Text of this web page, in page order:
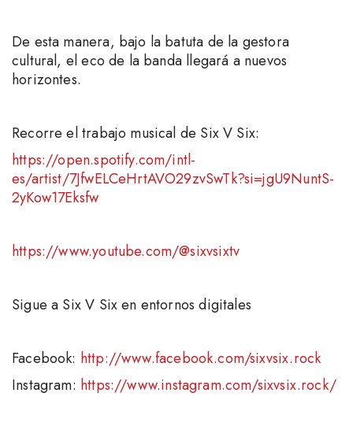
De esta manera, bajo la batuta de la gestora
cultural, el eco de la banda llegará a nuevos
horizontes.
Recorre el trabajo musical de Six V Six:
https://open.spotify.com/intl-
es/artist/7JfwELCeHrtAVO29zvSwTk?si=jgU9NuntS-
2yKow17Eksfw
https://www.youtube.com/@sixvsixtv
Sigue a Six V Six en entornos digitales
Facebook: http://www.facebook.com/sixvsix.rock
Instagram: https://www.instagram.com/sixvsix.rock/